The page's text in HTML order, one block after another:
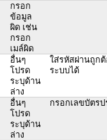
กรอก
ข้อมูล
ผิด เช่น
กรอก
เมล์ผิด
อื่นๆ
โปรด
ระบุด้าน
ล่าง
ใส่รหัสผ่านถูกต้
ระบบได้
อื่นๆ
โปรด
ระบุด้าน
ล่าง
กรอกเลขบัตร